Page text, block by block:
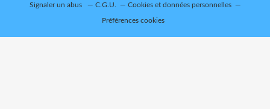
Signaler un abus C.G.U. Cookies et données personnelles
Préférences cookies